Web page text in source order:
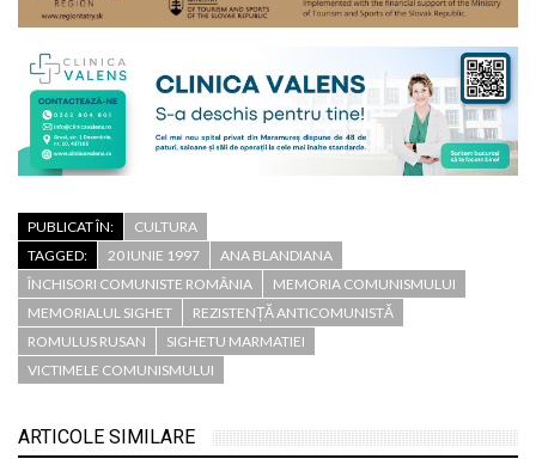
PUBLICAT ÎN:
CULTURA
TAGGED:
20 IUNIE 1997
ANA BLANDIANA
ÎNCHISORI COMUNISTE ROMÂNIA
MEMORIA COMUNISMULUI
MEMORIALUL SIGHET
REZISTENȚĂ ANTICOMUNISTĂ
ROMULUS RUSAN
SIGHETU MARMATIEI
VICTIMELE COMUNISMULUI
ARTICOLE SIMILARE